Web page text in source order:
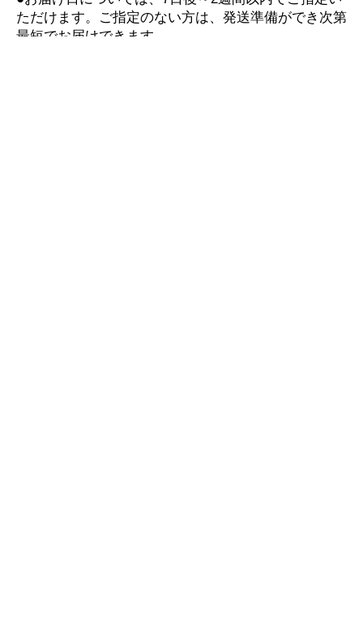
ただけます。ご指定のない方は、発送準備ができ次第
最短でお届けできます。